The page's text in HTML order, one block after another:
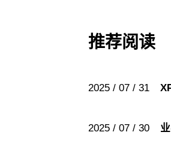
推荐阅读
2025 / 07 / 31
2025 / 07 / 30